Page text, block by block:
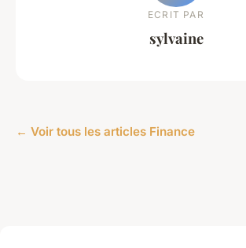
ECRIT PAR
sylvaine
← Voir tous les articles Finance